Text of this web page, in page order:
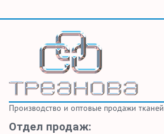
Производство и оптовые продажи тканей
Отдел продаж: